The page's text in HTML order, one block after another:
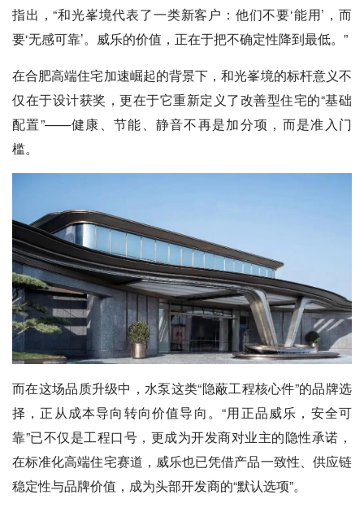
指出，“和光峯境代表了一类新客户：他们不要‘能用’，而
要‘无感可靠’。威乐的价值，正在于把不确定性降到最低。”
在合肥高端住宅加速崛起的背景下，和光峯境的标杆意义不
仅在于设计获奖，更在于它重新定义了改善型住宅的“基础
配置”——健康、节能、静音不再是加分项，而是准入门
槛。
而在这场品质升级中，水泵这类“隐蔽工程核心件”的品牌选
择，正从成本导向转向价值导向。“用正品威乐，安全可
靠”已不仅是工程口号，更成为开发商对业主的隐性承诺，
在标准化高端住宅赛道，威乐也已凭借产品一致性、供应链
稳定性与品牌价值，成为头部开发商的“默认选项”。